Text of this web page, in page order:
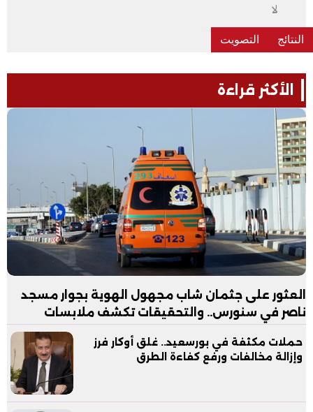
لا
الأكثر قراءة
العثور على جثمان شاب مجهول الهوية بجوار مسجد
ناصر في سنورس.. والتحقيقات تكشف ملابسات
حملات مكثفة في بورسعيد.. غلق أوكار فرز
وإزالة مخالفات ورفع كفاءة الطرق